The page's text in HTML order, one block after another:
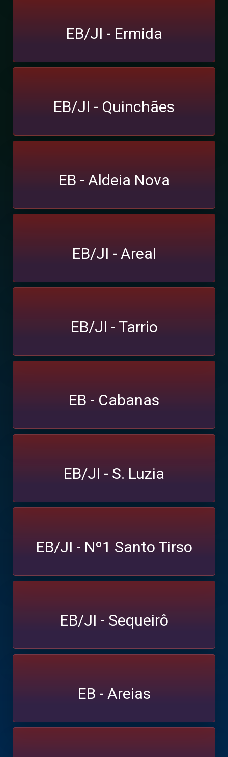
EB/JI - Ermida
EB/JI - Quinchães
EB - Aldeia Nova
EB/JI - Areal
EB/JI - Tarrio
EB - Cabanas
EB/JI - S. Luzia
EB/JI - Nº1 Santo Tirso
EB/JI - Sequeirô
EB - Areias